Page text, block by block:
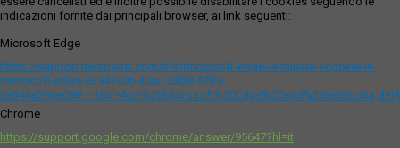
indicazioni fornite dai principali browser, ai link seguenti:
Microsoft Edge
https://support.microsoft.com/it-it/microsoft-edge/eliminare-i-cookie-in-
microsoft-edge-63947406-40ac-c3b8-57b9-
Chrome
https://support.google.com/chrome/answer/95647?hl=it